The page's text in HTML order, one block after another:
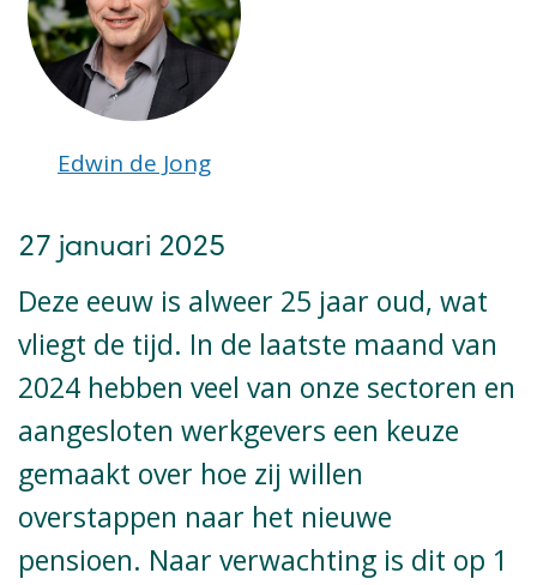
Edwin de Jong
27 januari 2025
Deze eeuw is alweer 25 jaar oud, wat
vliegt de tijd. In de laatste maand van
2024 hebben veel van onze sectoren en
aangesloten werkgevers een keuze
gemaakt over hoe zij willen
overstappen naar het nieuwe
pensioen. Naar verwachting is dit op 1